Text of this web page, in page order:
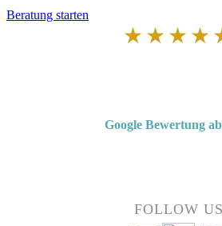
Beratung starten
Google Bewertung
FOLLOW US